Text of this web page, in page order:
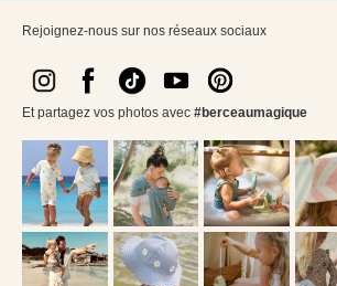
Rejoignez-nous sur nos réseaux sociaux
Et partagez vos photos avec #berceaumagique